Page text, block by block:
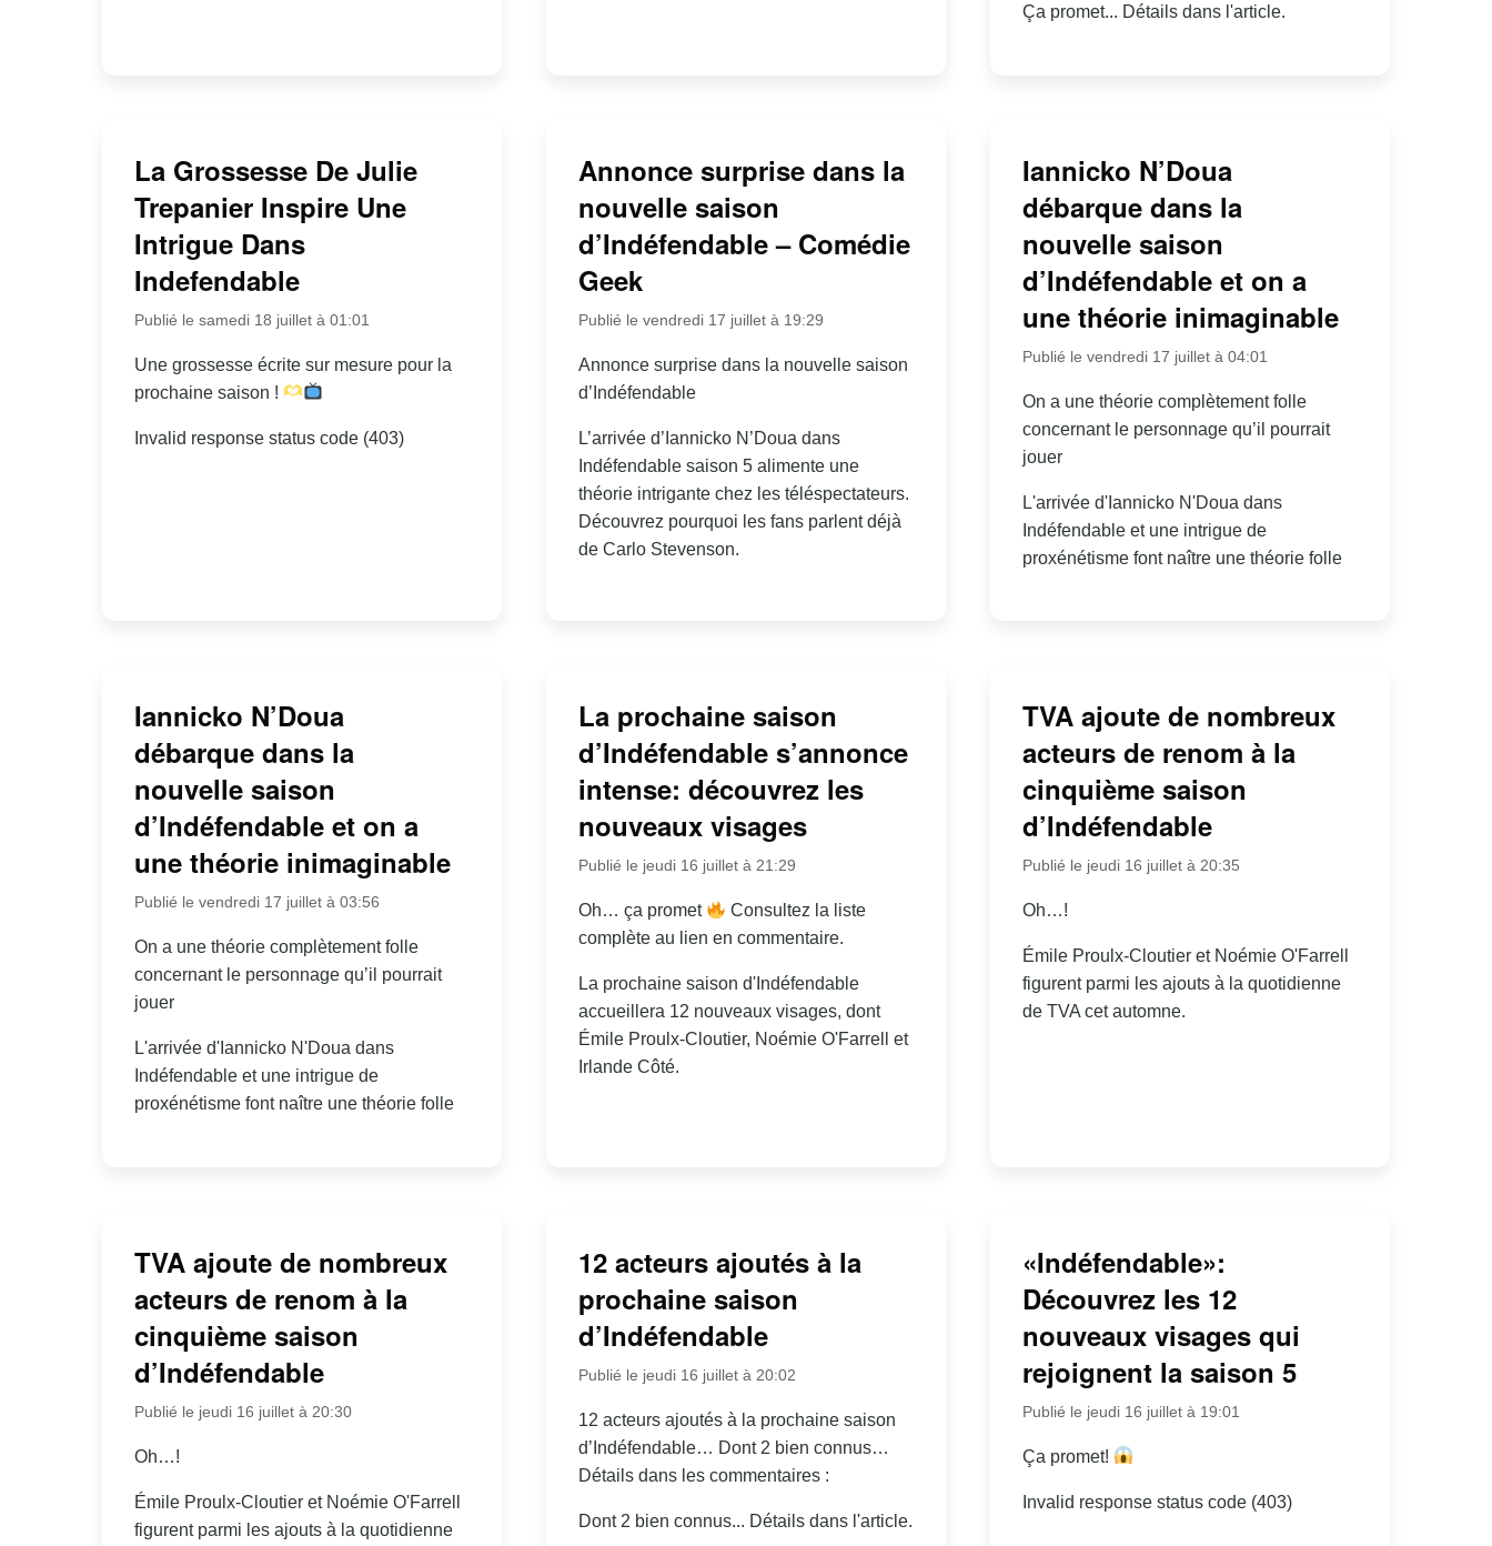
Ça promet... Détails dans l'article.
La Grossesse De Julie
Trepanier Inspire Une
Intrigue Dans
Indefendable
Publié le samedi 18 juillet à 01:01
Une grossesse écrite sur mesure pour la
prochaine saison !
Invalid response status code (403)
Annonce surprise dans la
nouvelle saison
d’Indéfendable – Comédie
Geek
Publié le vendredi 17 juillet à 19:29
Annonce surprise dans la nouvelle saison
d’Indéfendable
L’arrivée d’Iannicko N’Doua dans
Indéfendable saison 5 alimente une
théorie intrigante chez les téléspectateurs.
Découvrez pourquoi les fans parlent déjà
de Carlo Stevenson.
Iannicko N’Doua
débarque dans la
nouvelle saison
d’Indéfendable et on a
une théorie inimaginable
Publié le vendredi 17 juillet à 04:01
On a une théorie complètement folle
concernant le personnage qu’il pourrait
jouer
L'arrivée d'Iannicko N'Doua dans
Indéfendable et une intrigue de
proxénétisme font naître une théorie folle
Iannicko N’Doua
débarque dans la
nouvelle saison
d’Indéfendable et on a
une théorie inimaginable
Publié le vendredi 17 juillet à 03:56
On a une théorie complètement folle
concernant le personnage qu’il pourrait
jouer
L'arrivée d'Iannicko N'Doua dans
Indéfendable et une intrigue de
proxénétisme font naître une théorie folle
La prochaine saison
d’Indéfendable s’annonce
intense: découvrez les
nouveaux visages
Publié le jeudi 16 juillet à 21:29
Oh… ça promet
Consultez la liste
complète au lien en commentaire.
La prochaine saison d'Indéfendable
accueillera 12 nouveaux visages, dont
Émile Proulx-Cloutier, Noémie O'Farrell et
Irlande Côté.
TVA ajoute de nombreux
acteurs de renom à la
cinquième saison
d’Indéfendable
Publié le jeudi 16 juillet à 20:35
Oh…!
Émile Proulx-Cloutier et Noémie O'Farrell
figurent parmi les ajouts à la quotidienne
de TVA cet automne.
TVA ajoute de nombreux
acteurs de renom à la
cinquième saison
d’Indéfendable
Publié le jeudi 16 juillet à 20:30
Oh…!
Émile Proulx-Cloutier et Noémie O'Farrell
figurent parmi les ajouts à la quotidienne
12 acteurs ajoutés à la
prochaine saison
d’Indéfendable
Publié le jeudi 16 juillet à 20:02
12 acteurs ajoutés à la prochaine saison
d’Indéfendable… Dont 2 bien connus…
Détails dans les commentaires :
Dont 2 bien connus... Détails dans l'article.
«Indéfendable»:
Découvrez les 12
nouveaux visages qui
rejoignent la saison 5
Publié le jeudi 16 juillet à 19:01
Ça promet!
Invalid response status code (403)